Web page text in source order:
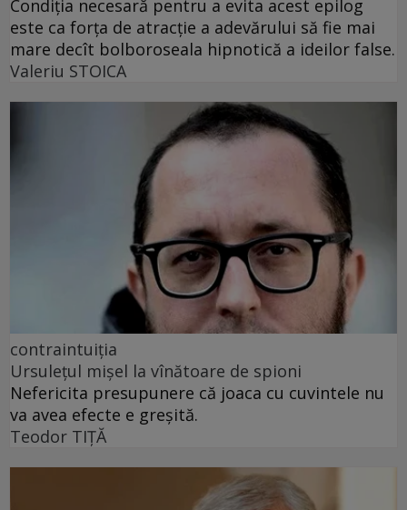
Condiția necesară pentru a evita acest epilog
este ca forța de atracție a adevărului să fie mai
mare decît bolboroseala hipnotică a ideilor false.
Valeriu STOICA
contraintuiția
Ursulețul mișel la vînătoare de spioni
Nefericita presupunere că joaca cu cuvintele nu
va avea efecte e greșită.
Teodor TIŢĂ